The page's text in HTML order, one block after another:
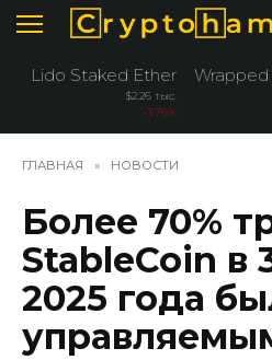
Перейти
содержанию
Lido Staked Ether
$2.26 тыс.
-3.76%
ГЛАВНАЯ » НОВОСТИ
Более 70%
StableCoin в
2025 года